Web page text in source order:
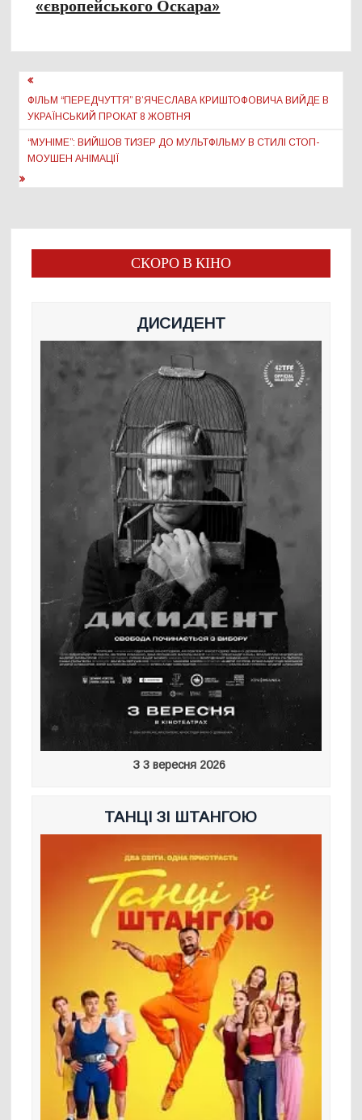
«європейського Оскара»
Навігація
записів
ФІЛЬМ “ПЕРЕДЧУТТЯ” В’ЯЧЕСЛАВА КРИШТОФОВИЧА ВИЙДЕ В
УКРАЇНСЬКИЙ ПРОКАТ 8 ЖОВТНЯ
“МУНІМЕ”: ВИЙШОВ ТИЗЕР ДО МУЛЬТФІЛЬМУ В СТИЛІ СТОП-
МОУШЕН АНІМАЦІЇ
СКОРО В КІНО
ДИСИДЕНТ
З 3 вересня 2026
ТАНЦІ ЗІ ШТАНГОЮ